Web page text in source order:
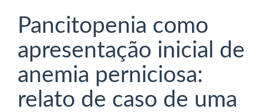
Pancitopenia como
apresentação inicial de
anemia perniciosa:
relato de caso de uma